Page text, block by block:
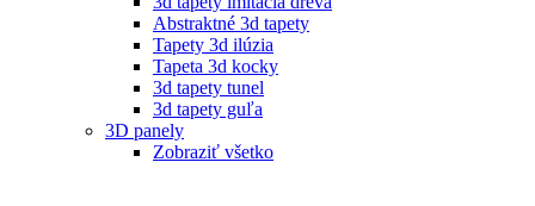
Abstraktné 3d tapety
Tapety 3d ilúzia
Tapeta 3d kocky
3d tapety tunel
3d tapety guľa
3D panely
Zobraziť všetko